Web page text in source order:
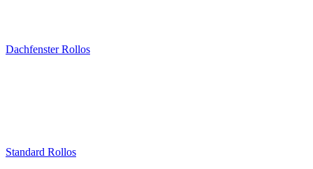
Dachfenster Rollos
Standard Rollos